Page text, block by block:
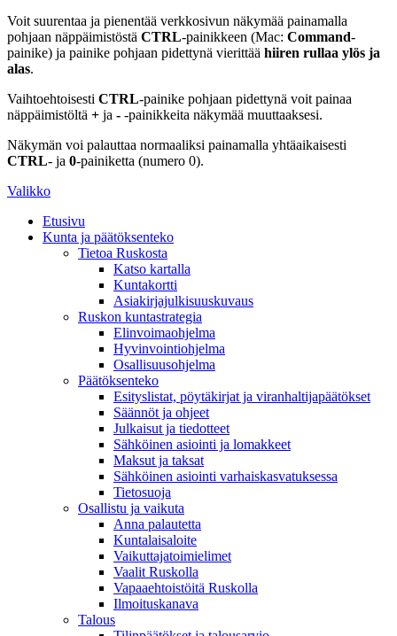
Voit suurentaa ja pienentää verkkosivun näkymää painamalla
pohjaan näppäimistöstä CTRL-painikkeen (Mac: Command-
painike) ja painike pohjaan pidettynä vierittää hiiren rullaa ylös ja
alas.
Vaihtoehtoisesti CTRL-painike pohjaan pidettynä voit painaa
näppäimistöltä + ja - -painikkeita näkymää muuttaaksesi.
Näkymän voi palauttaa normaaliksi painamalla yhtäaikaisesti
CTRL- ja 0-painiketta (numero 0).
Valikko
Etusivu
Kunta ja päätöksenteko
Tietoa Ruskosta
Katso kartalla
Kuntakortti
Asiakirjajulkisuuskuvaus
Ruskon kuntastrategia
Elinvoimaohjelma
Hyvinvointiohjelma
Osallisuusohjelma
Päätöksenteko
Esityslistat, pöytäkirjat ja viranhaltijapäätökset
Säännöt ja ohjeet
Julkaisut ja tiedotteet
Sähköinen asiointi ja lomakkeet
Maksut ja taksat
Sähköinen asiointi varhaiskasvatuksessa
Tietosuoja
Osallistu ja vaikuta
Anna palautetta
Kuntalaisaloite
Vaikuttajatoimielimet
Vaalit Ruskolla
Vapaaehtoistöitä Ruskolla
Ilmoituskanava
Talous